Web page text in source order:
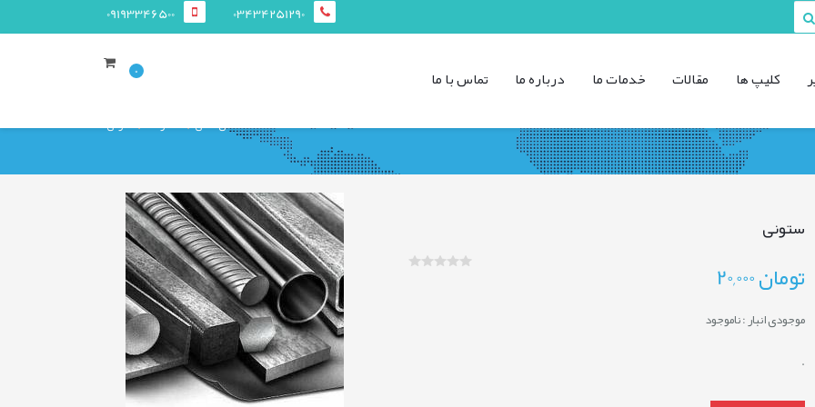
03434251290
09193346500
0 کليپ ها مقالات خدمات ما درباره ما تماس با ما
صفحه ی اصلی محصولات ستونی
ستونی
تومان
موجودی انبار :ناموجود
.